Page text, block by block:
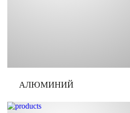
АЛЮМИНИЙ